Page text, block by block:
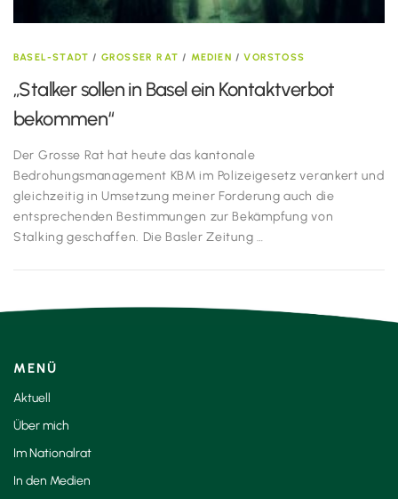
BASEL-STADT / GROSSER RAT / MEDIEN /VORSTOSS
„Stalker sollen in Basel ein Kontaktverbot
bekommen“
Der Grosse Rat hat heute das kantonale
Bedrohungsmanagement KBM im Polizeigesetz verankert und
gleichzeitig in Umsetzung meiner Forderung auch die
entsprechenden Bestimmungen zur Bekämpfung von
Stalking geschaffen. Die Basler Zeitung …
MENÜ
Aktuell
Über mich
Im Nationalrat
In den Medien